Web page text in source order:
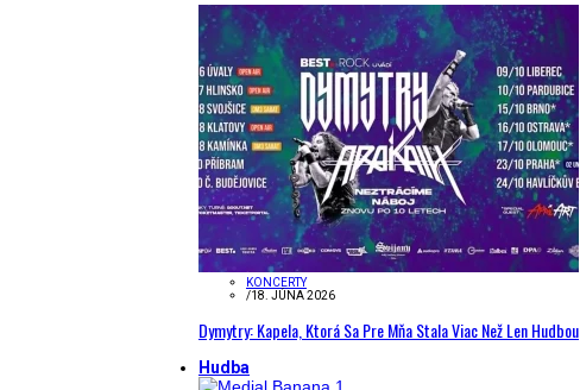
KONCERTY
/18. JÚNA 2026
Dymytry: Kapela, Ktorá Sa Pre Mňa Stala Viac Než Len Hudbou
Hudba